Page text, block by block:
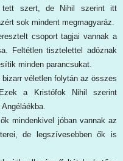
tett szert, de Nihil szerint itt
sok mindent megmagyaráz.
csoport tagjai vannak a
Feltétlen tisztelettel adóznak
minden parancsukat.
véletlen folytán az összes
a Kristófok Nihil szerint
mindenkivel jóban vannak az
de legszívesebben ők is